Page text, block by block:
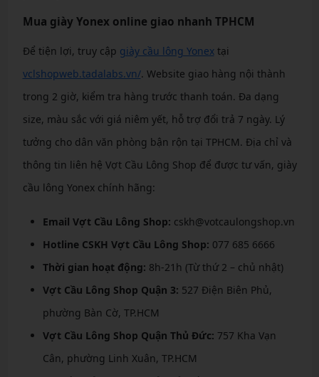
Mua giày Yonex online giao nhanh TPHCM
Để tiện lợi, truy cập giày cầu lông Yonextại
vclshopweb.tadalabs.vn/. Website giao hàng nội thành
trong 2 giờ, kiểm tra hàng trước thanh toán. Đa dạng
size, màu sắc với giá niêm yết, hỗ trợ đổi trả 7 ngày. Lý
tưởng cho dân văn phòng bận rộn tại TPHCM. Địa chỉ và
thông tin liên hệ Vợt Cầu Lông Shop để được tư vấn, giày
cầu lông Yonex chính hãng:
Email Vợt Cầu Lông Shop: cskh@votcaulongshop.vn
Hotline CSKH Vợt Cầu Lông Shop: 077 685 6666
Thời gian hoạt động: 8h-21h (Từ thứ 2 – chủ nhật)
Vợt Cầu Lông Shop Quận 3: 527 Điện Biên Phủ,
phường Bàn Cờ, TP.HCM
Vợt Cầu Lông Shop Quận Thủ Đức: 757 Kha Vạn
Cân, phường Linh Xuân, TP.HCM